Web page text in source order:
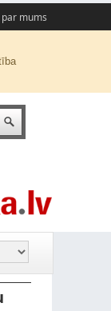
par mums